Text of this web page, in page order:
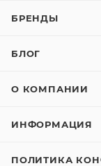
БРЕНДЫ
БЛОГ
О КОМПАНИИ
ИНФОРМАЦИЯ
ПОЛИТИКА